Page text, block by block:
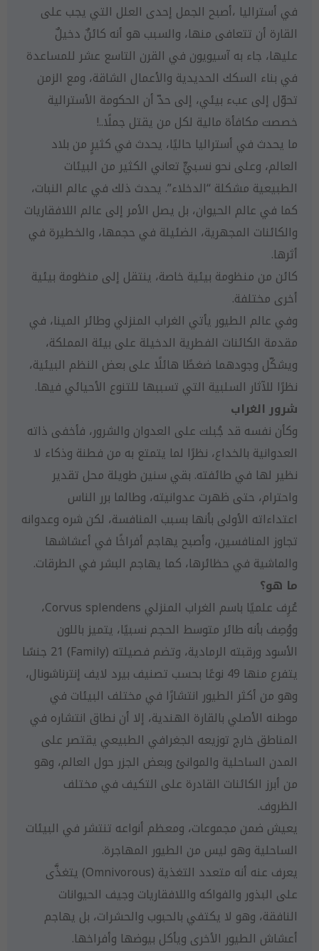
في أستراليا ،أصبح الجمل إحدى العلل التي يجب على
القارة أن تتعافى منها، والسبب هو أنه كائنٌ دخيلٌ
عليها، جاء به آسيويون في القرن التاسع عشر للمساعدة
في بناء السكك الحديدية والأعمال الشاقة، ومع الزمن
تحوّل إلى عبء بيئي، إلى حدّ أن الحكومة الأسترالية
خصصت مكافأة مالية لكل من يقتل جملًا..!
ما يحدث في أستراليا حاليًا، يحدث في كثيرٍ من بلاد
العالم، وعلى نحو نسبيٍّ تعاني الكثير من البيئات
الطبيعية مشكلة “الدخلاء”. يحدث ذلك في عالم النبات،
كما في عالم الحيوان، بل يصل الأمر إلى عالم اللافقاريات
والكائنات المجهرية، الضئيلة في حجمها، والخطيرة في
أثرها.
كائن من منظومة بيئية خاصة، ينتقل إلى منظومة بيئية
أخرى مختلفة.
وفي عالم الطيور يأتي الغراب المنزلي وطائر المينا، في
مقدمة الكائنات الفطرية الدخيلة على بيئة المملكة،
ويشكّل وجودهما ضغطًا هائلًا على بعض النظم البيئية،
نظرًا للآثار السلبية التي تسببها للتنوع الأحيائي فيها.
شرور الغراب
وكأن نفسه قد جُبلت على العدوان والشرور، فأخفى ذاته
العدوانية بالخداع، نظرًا لما يتمتع به من فطنة وذكاء لا
نظير لها في طائفته. بقي سنين طويلة محل تقدير
واحترام، حتى ظهرت عدوانيته، وطالما برر الناس
اعتداءاته الأولى بأنها بسبب المنافسة، لكن شره وعدوانه
تجاوز المنافسين، وأصبح يهاجم أفراخًا في أعشاشها
والماشية في حظائرها، كما يهاجم البشر في الطرقات.
ما هو؟
عُرِف علميًا باسم الغراب المنزلي Corvus splendens،
ووُصِف بأنه طائر متوسط الحجم نسبيًا، يتميز باللون
الأسود ورقبته الرمادية، وتضم فصيلته (Family) 21 جنسًا
يتفرع منها 49 نوعًا بحسب تصنيف بيرد لايف إنترناشونال،
وهو من أكثر الطيور انتشارًا في مختلف البيئات في
موطنه الأصلي بالقارة الهندية، إلا أن نطاق انتشاره في
المناطق خارج توزيعه الجغرافي الطبيعي يقتصر على
المدن الساحلية والموانئ وبعض الجزر حول العالم، وهو
من أبرز الكائنات القادرة على التكيف في مختلف
الظروف.
يعيش ضمن مجموعات، ومعظم أنواعه تنتشر في البيئات
الساحلية وهو ليس من الطيور المهاجرة.
يعرف عنه أنه متعدد التغذية (Omnivorous) يتغذَّى
على البذور والفواكه واللافقاريات وجيف الحيوانات
النافقة، وهو لا يكتفي بالحبوب والحشرات، بل يهاجم
أعشاش الطيور الأخرى ويأكل بيوضها وأفراخها.